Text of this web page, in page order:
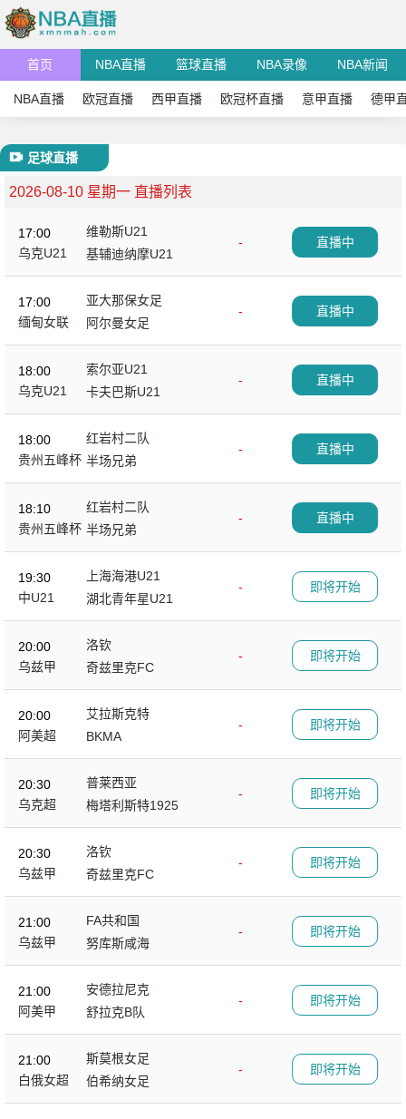
首页 NBA直播 篮球直播 NBA录像 NBA新闻
NBA直播 欧冠直播 西甲直播 欧冠杯直播 意甲直播 德甲
足球直播
2026-08-10 星期一 直播列表
17:00
乌克U21
维勒斯U21
-
基辅迪纳摩U21
直播中
17:00
缅甸女联
亚大那保女足
-
阿尔曼女足
直播中
18:00
乌克U21
索尔亚U21
-
卡夫巴斯U21
直播中
18:00
贵州五峰杯
红岩村二队
-
半场兄弟
直播中
18:10
贵州五峰杯
红岩村二队
-
半场兄弟
直播中
19:30
中U21
上海海港U21
-
湖北青年星U21
即将开始
20:00
乌兹甲
洛钦
-
奇兹里克FC
即将开始
20:00
阿美超
艾拉斯克特
-
BKMA
即将开始
20:30
乌克超
普莱西亚
-
梅塔利斯特1925
即将开始
20:30
乌兹甲
洛钦
-
奇兹里克FC
即将开始
21:00
乌兹甲
FA共和国
-
努库斯咸海
即将开始
21:00
阿美甲
安德拉尼克
-
舒拉克B队
即将开始
21:00
白俄女超
斯莫根女足
-
伯希纳女足
即将开始